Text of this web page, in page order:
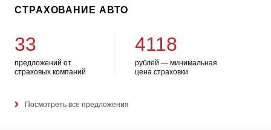
СТРАХОВАНИЕ АВТО
33
предложений от
страховых компаний
4118
рублей — минимальная
цена страховки
Посмотреть все предложения